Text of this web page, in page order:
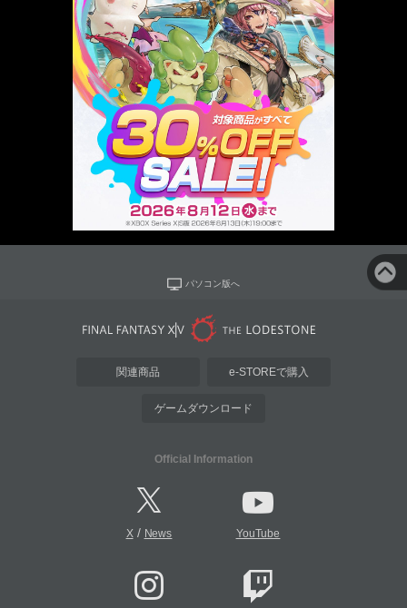
パソコン版へ
関連商品 e-STOREで購入
ゲームダウンロード
Official Information
X/ News YouTube